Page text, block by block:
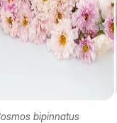
bipinnatus